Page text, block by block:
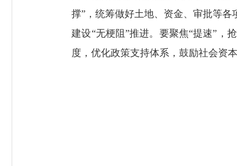
撑”，统筹做好土地、资金、审批等
建设“无梗阻”推进。要聚焦“提速”，
度，优化政策支持体系，鼓励社会资